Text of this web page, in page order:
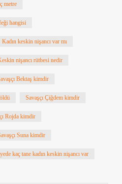
metre
hangisi
Kadın keskin nişancı var mı
nişancı rütbesi nedir
Bektaş kimdir
Savaşçı Çiğdem kimdir
Rojda kimdir
Suna kimdir
kaç tane kadın keskin nişancı var